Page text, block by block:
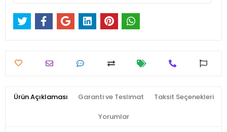
Ürün Açıklaması Garanti ve Teslimat Taksit Seçenekleri
Yorumlar